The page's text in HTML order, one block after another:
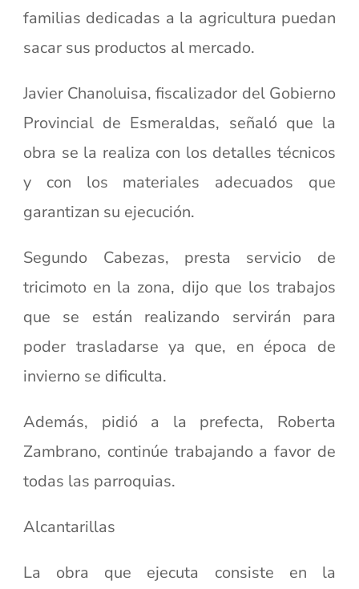
familias dedicadas a la agricultura puedan
sacar sus productos al mercado.
Javier Chanoluisa, fiscalizador del Gobierno
Provincial de Esmeraldas, señaló que la
obra se la realiza con los detalles técnicos
y con los materiales adecuados que
garantizan su ejecución.
Segundo Cabezas, presta servicio de
tricimoto en la zona, dijo que los trabajos
que se están realizando servirán para
poder trasladarse ya que, en época de
invierno se dificulta.
Además, pidió a la prefecta, Roberta
Zambrano, continúe trabajando a favor de
todas las parroquias.
Alcantarillas
La obra que ejecuta consiste en la